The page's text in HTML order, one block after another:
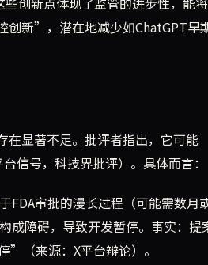
新”，潜在地减少如ChatGPT早
在显著不足。批评者指出，它可能
信号，科技界批评）。具体而言：
FDA审批的漫长过程（可能需数月
成障碍，导致开发暂停。事实：提
”（来源：X平台辩论）。